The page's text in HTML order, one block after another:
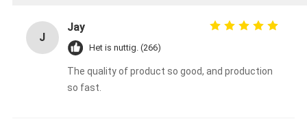
J
Jay
Het is nuttig. (266)
The quality of product so good, and production
so fast.